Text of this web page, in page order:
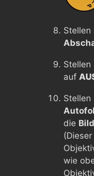
Stellen
Stellen
auf
Stellen
die
wie